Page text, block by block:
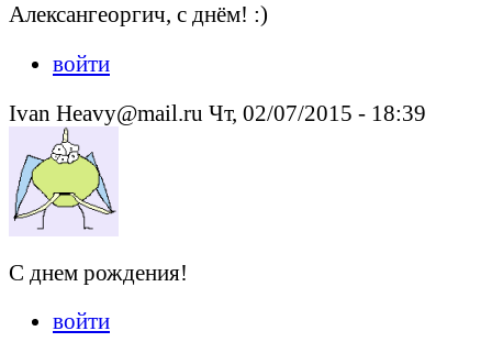
Алексангеоргич, с днём! :)
войти
Ivan Heavy@mail.ru Чт, 02/07/2015 - 18:39
С днем рождения!
войти